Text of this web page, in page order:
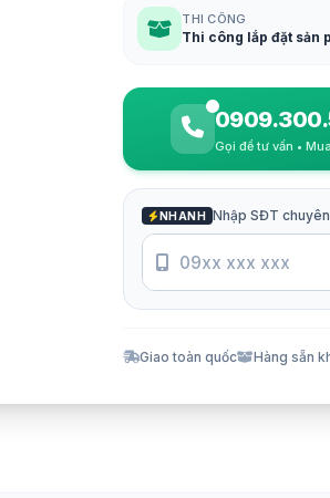
THI CÔNG
Thi công lắp đặt sản
Gọi để tư vấn •
NHANH Nhập SĐT
Giao toàn quốc Hàng sẵn